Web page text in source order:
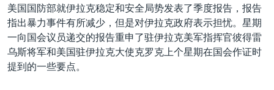
美国国防部就伊拉克稳定和安全局势发表了季度报告，报告
指出暴力事件有所减少，但是对伊拉克政府表示担忧。星期
一向国会议员递交的报告重申了驻伊拉克美军指挥官彼得雷
乌斯将军和美国驻伊拉克大使克罗克上个星期在国会作证时
提到的一些要点。